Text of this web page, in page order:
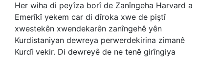
Her wiha di peyîza borî de Zanîngeha Harvard a
Emerîkî yekem car di dîroka xwe de piştî
xwestekên xwendekarên zanîngehê yên
Kurdistaniyan dewreya perwerdekirina zimanê
Kurdî vekir. Di dewreyê de ne tenê girîngiya